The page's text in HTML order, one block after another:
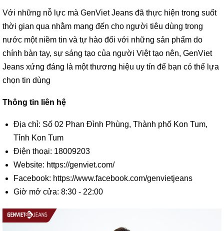
Với những nỗ lực mà GenViet Jeans đã thực hiện trong suốt
thời gian qua nhằm mang đến cho người tiêu dùng trong
nước một niềm tin và tự hào đối với những sản phẩm do
chính bàn tay, sự sáng tạo của người Việt tạo nên, GenViet
Jeans xứng đáng là một thương hiệu uy tín để bạn có thể lựa
chọn tin dùng
Thông tin liên hệ
Địa chỉ: Số 02 Phan Đình Phùng, Thành phố Kon Tum,
Tỉnh Kon Tum
Điện thoại: 18009203
Website: https://genviet.com/
Facebook: https://www.facebook.com/genvietjeans
Giờ mở cửa: 8:30 - 22:00